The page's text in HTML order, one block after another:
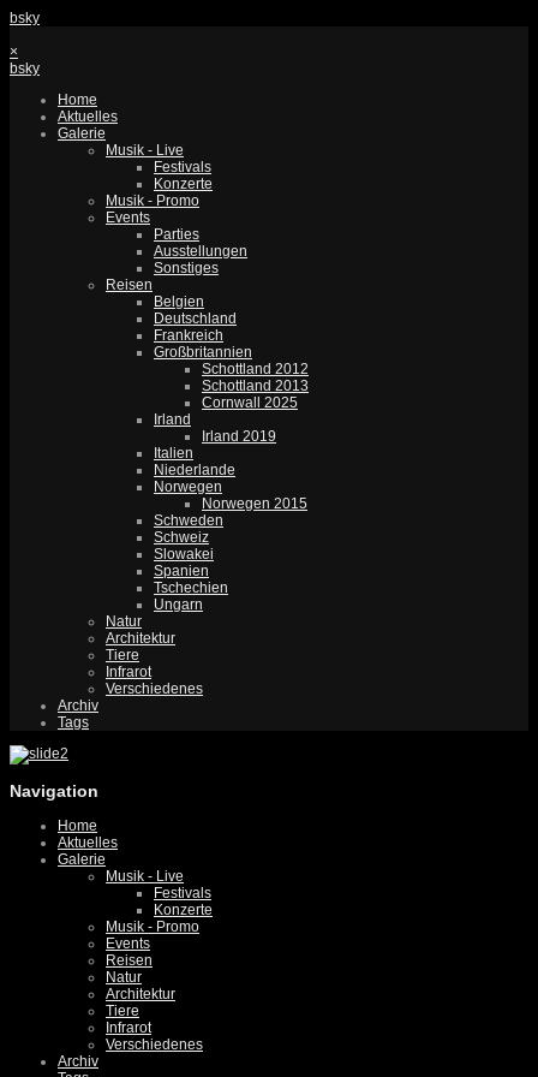
bsky
×
bsky
Home
Aktuelles
Galerie
Musik - Live
Festivals
Konzerte
Musik - Promo
Events
Parties
Ausstellungen
Sonstiges
Reisen
Belgien
Deutschland
Frankreich
Großbritannien
Schottland 2012
Schottland 2013
Cornwall 2025
Irland
Irland 2019
Italien
Niederlande
Norwegen
Norwegen 2015
Schweden
Schweiz
Slowakei
Spanien
Tschechien
Ungarn
Natur
Architektur
Tiere
Infrarot
Verschiedenes
Archiv
Tags
Navigation
Home
Aktuelles
Galerie
Musik - Live
Festivals
Konzerte
Musik - Promo
Events
Reisen
Natur
Architektur
Tiere
Infrarot
Verschiedenes
Archiv